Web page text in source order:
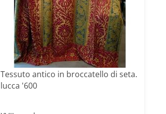
Tessuto antico in broccatello di seta.
lucca '600